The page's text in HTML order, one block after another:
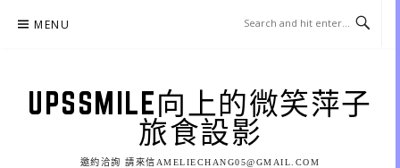
MENU
UPSSMILE向上的微笑萍子
旅食設影
邀約洽詢 請來信AMELIECHANG05@GMAIL.COM